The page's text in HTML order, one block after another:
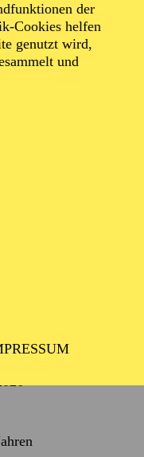
der
Cookies helfen
genutzt wird,
und
nach Charles
UND
EIN
DIE GANZE